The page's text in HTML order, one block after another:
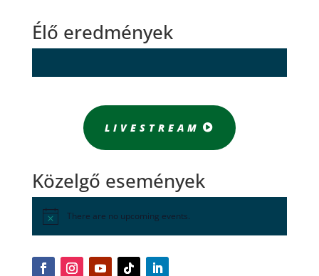
Élő eredmények
LIVESTREAM
Közelgő események
There are no upcoming events.